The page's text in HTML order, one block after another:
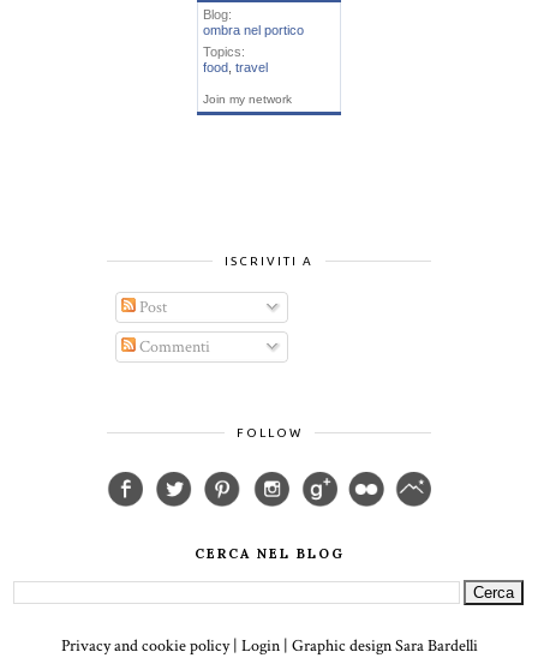
Blog:
ombra nel portico
Topics:
food travel
Join my network
ISCRIVITI A
Post
Commenti
FOLLOW
CERCA NEL BLOG
Privacy and cookie policy| Login| Graphic designSara Bardelli